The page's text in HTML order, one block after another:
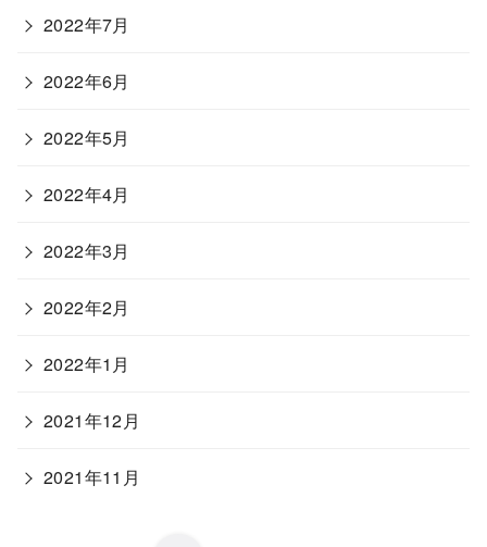
2022年7月
2022年6月
2022年5月
2022年4月
2022年3月
2022年2月
2022年1月
2021年12月
2021年11月